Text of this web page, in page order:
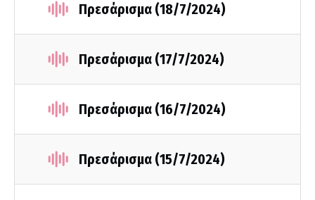
Πρεσάρισμα (18/7/2024)
Πρεσάρισμα (17/7/2024)
Πρεσάρισμα (16/7/2024)
Πρεσάρισμα (15/7/2024)